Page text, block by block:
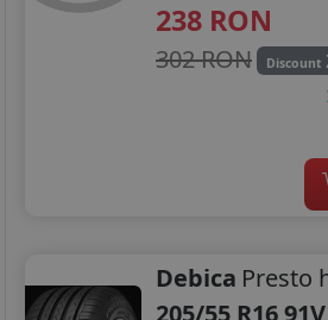
238 RON
302 RON Discount
Debica Presto
205/55 R16 91V